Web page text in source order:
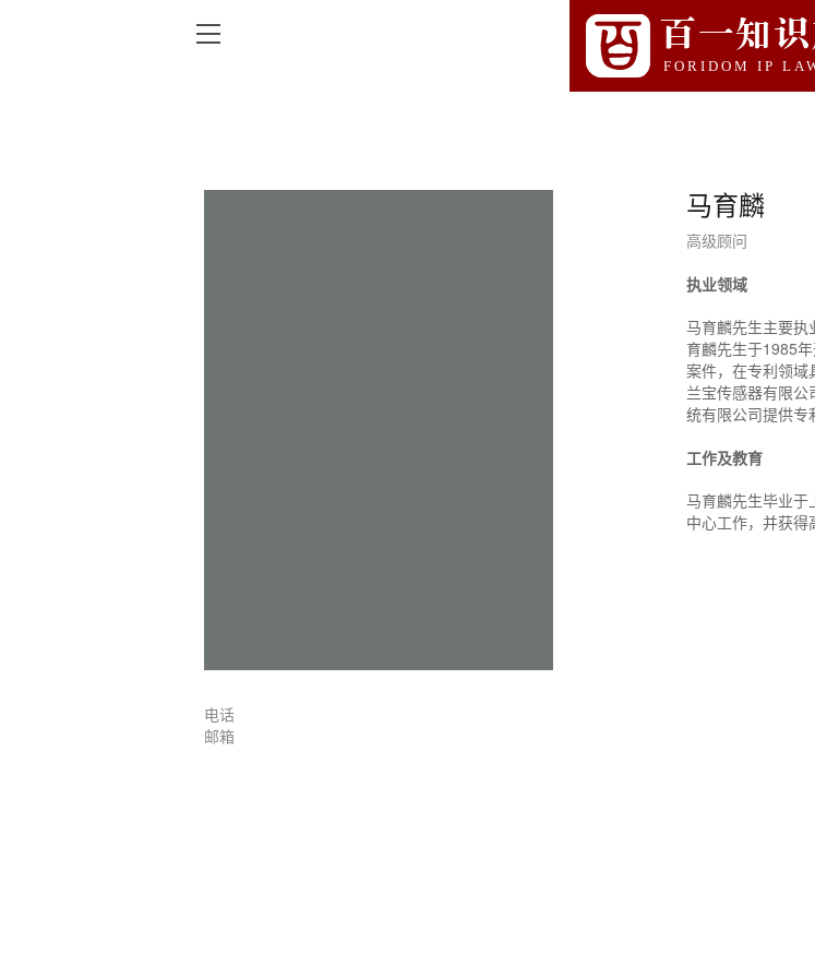
百一知
FORIDOM IP
电话
邮箱
马育麟
高级顾问
执业领域
马育麟先生主要执
育麟先生于1985
案件，在专利领域
兰宝传感器有限
统有限公司提供专
工作及教育
马育麟先生毕业于
中心工作，并获得